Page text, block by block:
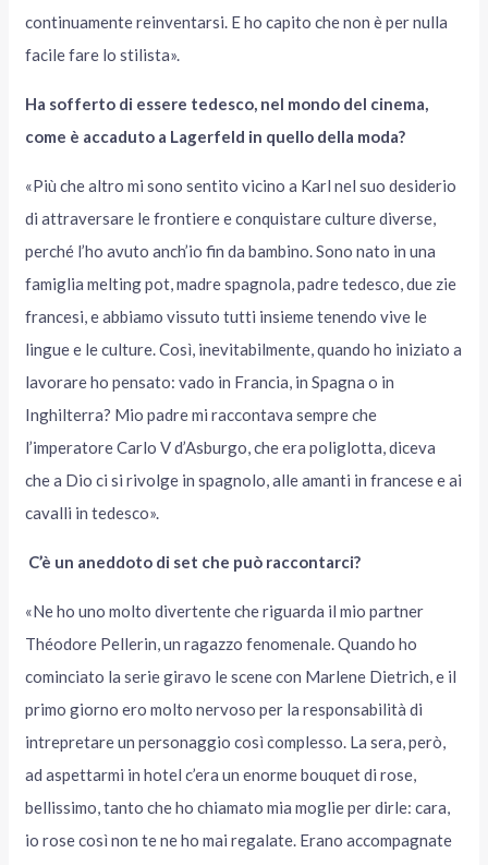
continuamente reinventarsi. E ho capito che non è per nulla
facile fare lo stilista».
Ha sofferto di essere tedesco, nel mondo del cinema,
come è accaduto a Lagerfeld in quello della moda?
«Più che altro mi sono sentito vicino a Karl nel suo desiderio
di attraversare le frontiere e conquistare culture diverse,
perché l’ho avuto anch’io fin da bambino. Sono nato in una
famiglia melting pot, madre spagnola, padre tedesco, due zie
francesi, e abbiamo vissuto tutti insieme tenendo vive le
lingue e le culture. Così, inevitabilmente, quando ho iniziato a
lavorare ho pensato: vado in Francia, in Spagna o in
Inghilterra? Mio padre mi raccontava sempre che
l’imperatore Carlo V d’Asburgo, che era poliglotta, diceva
che a Dio ci si rivolge in spagnolo, alle amanti in francese e ai
cavalli in tedesco».
C’è un aneddoto di set che può raccontarci?
«Ne ho uno molto divertente che riguarda il mio partner
Théodore Pellerin, un ragazzo fenomenale. Quando ho
cominciato la serie giravo le scene con Marlene Dietrich, e il
primo giorno ero molto nervoso per la responsabilità di
intrepretare un personaggio così complesso. La sera, però,
ad aspettarmi in hotel c’era un enorme bouquet di rose,
bellissimo, tanto che ho chiamato mia moglie per dirle: cara,
io rose così non te ne ho mai regalate. Erano accompagnate